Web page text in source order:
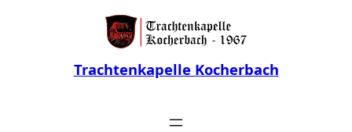
Trachtenkapelle Kocherbach